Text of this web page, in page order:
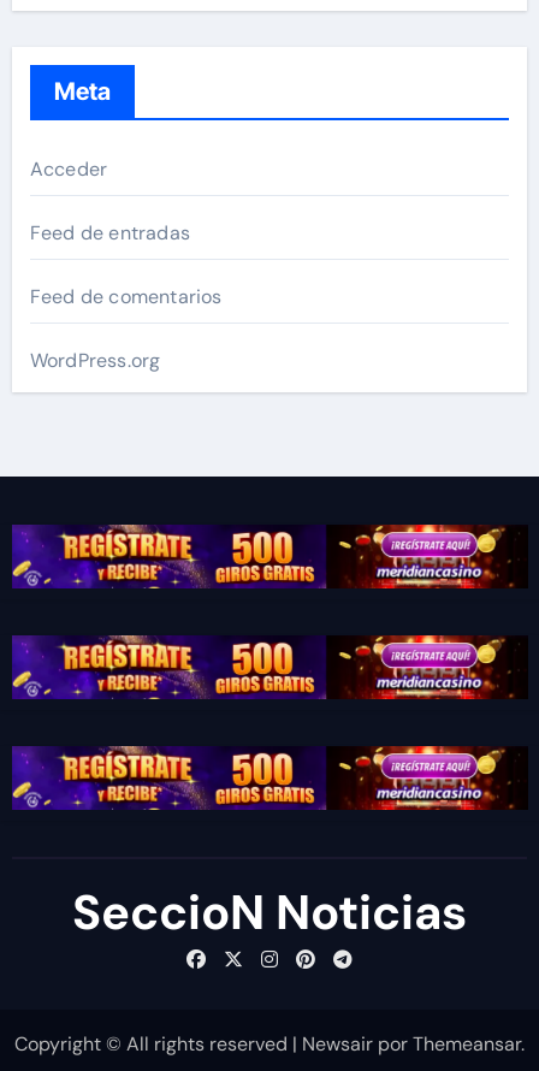
Meta
Acceder
Feed de entradas
Feed de comentarios
WordPress.org
SeccioN Noticias
Copyright © All rights reserved | Newsair porThemeansar.